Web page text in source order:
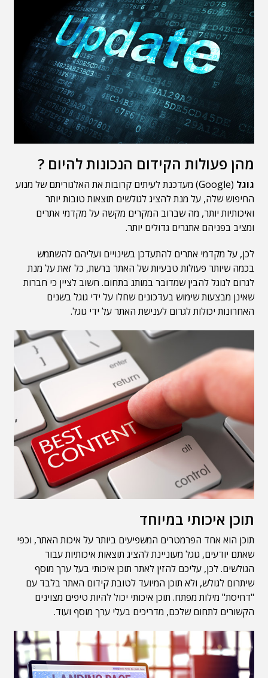
מהן פעולות הקידום הנכונות להיום ?
גוגל
(Google) מעדכנת לעיתים קרובות את האלגוריתם של מנוע
החיפוש שלה, על מנת להציג לגולשים תוצאות טובות יותר
ואיכותיות יותר, מה שברוב המקרים מקשה על מקדמי אתרים
ומציב בפניהם אתגרים גדולים יותר.
לכן, על מקדמי אתרים להתעדכן בשינויים ועליהם להשתמש
בכמה שיותר פעולות טבעיות של האתר ברשת, כל זאת על מנת
לגרום לגוגל להבין שמדובר במותג בתחום. חשוב לציין כי חברות
שאינן מבצעות שימוש בעדכונים שחלו על ידי גוגל בשנים
האחרונות יכולות לגרום לענישת האתר על ידי גוגל.
תוכן איכותי במיוחד
תוכן הוא אחד הפרמטרים המשפיעים ביותר על איכות האתר, וכפי
שאתם יודעים, גוגל מעוניינת להציג תוצאות איכותיות עבור
הגולשים. לכן, עליכם להזין לאתר תוכן איכותי בעל ערך מוסף
שיתרום לגולש, ולא תוכן המיועד לטובת קידום האתר בלבד עם
"דחיסת" מילות מפתח. תוכן איכותי יכול להיות טיפים מצוינים
הקשורים לתחום שלכם, מדריכים בעלי ערך מוסף ועוד.